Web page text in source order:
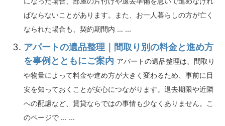
ばならないことがあります。また、お一人暮らしの方が亡く
なられた場合も、契約期間内 ... ...
アパートの遺品整理｜間取り別の料金と進め方
を事例とともにご案内 アパートの遺品整理は、間取り
や物量によって料金や進め方が大きく変わるため、事前に目
安を知っておくことが安心につながります。退去期限や近隣
への配慮など、賃貸ならではの事情も少なくありません。こ
のページで ... ...